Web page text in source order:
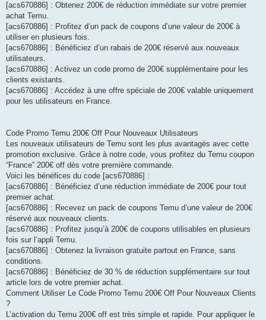
[acs670886] : Obtenez 200€ de réduction immédiate sur votre premier
achat Temu.
[acs670886] : Profitez d’un pack de coupons d’une valeur de 200€ à
utiliser en plusieurs fois.
[acs670886] : Bénéficiez d’un rabais de 200€ réservé aux nouveaux
utilisateurs.
[acs670886] : Activez un code promo de 200€ supplémentaire pour les
clients existants.
[acs670886] : Accédez à une offre spéciale de 200€ valable uniquement
pour les utilisateurs en France.
Code Promo Temu 200€ Off Pour Nouveaux Utilisateurs
Les nouveaux utilisateurs de Temu sont les plus avantagés avec cette
promotion exclusive. Grâce à notre code, vous profitez du Temu coupon
“France” 200€ off dès votre première commande.
Voici les bénéfices du code [acs670886] :
[acs670886] : Bénéficiez d’une réduction immédiate de 200€ pour tout
premier achat.
[acs670886] : Recevez un pack de coupons Temu d’une valeur de 200€
réservé aux nouveaux clients.
[acs670886] : Profitez jusqu’à 200€ de coupons utilisables en plusieurs
fois sur l’appli Temu.
[acs670886] : Obtenez la livraison gratuite partout en France, sans
conditions.
[acs670886] : Bénéficiez de 30 % de réduction supplémentaire sur tout
article lors de votre premier achat.
Comment Utiliser Le Code Promo Temu 200€ Off Pour Nouveaux Clients
?
L’activation du Temu 200€ off est très simple et rapide. Pour appliquer le